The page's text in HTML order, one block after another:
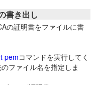
書き出し
の証明書をファイルに書
pemコマンドを実行してく
ファイル名を指定しま